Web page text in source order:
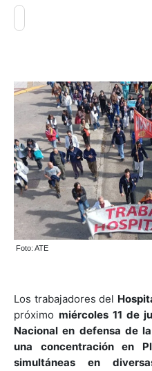
Foto: ATE
Los trabajadores del
próximo miércoles 11 de
Nacional en defensa de
una concentración en
simultáneas en